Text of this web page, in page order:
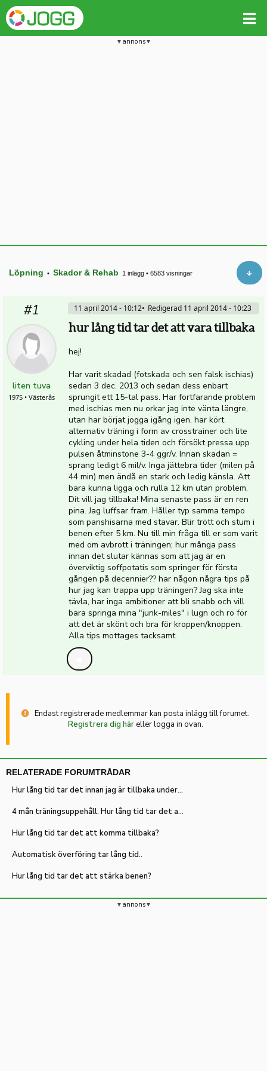
annons
Löpning • Skador & Rehab 1 inlägg • 6583 visningar
#1
liten tuva
1975 • Västerås
11 april 2014 - 10:12 Redigerad 11 april 2014 - 10:23
hur lång tid tar det att vara tillbaka
hej!
Har varit skadad (fotskada och sen falsk ischias)
sedan 3 dec. 2013 och sedan dess enbart
sprungit ett 15-tal pass. Har fortfarande problem
med ischias men nu orkar jag inte vänta längre,
utan har börjat jogga igång igen. har kört
alternativ träning i form av crosstrainer och lite
cykling under hela tiden och försökt pressa upp
pulsen åtminstone 3-4 ggr/v. Innan skadan =
sprang ledigt 6 mil/v. Inga jättebra tider (milen på
44 min) men ändå en stark och ledig känsla. Att
bara kunna ligga och rulla 12 km utan problem.
Dit vill jag tillbaka! Mina senaste pass är en ren
pina. Jag luffsar fram. Håller typ samma tempo
som panshisarna med stavar. Blir trött och stum i
benen efter 5 km. Nu till min fråga till er som varit
med om avbrott i träningen; hur många pass
innan det slutar kännas som att jag är en
överviktig soffpotatis som springer för första
gången på decennier?? har någon några tips på
hur jag kan trappa upp träningen? Jag ska inte
tävla, har inga ambitioner att bli snabb och vill
bara springa mina "junk-miles" i lugn och ro för
att det är skönt och bra för kroppen/knoppen.
Alla tips mottages tacksamt.
Endast registrerade medlemmar kan posta inlägg till forumet.
Registrera dig häreller logga in ovan.
RELATERADE FORUMTRÅDAR
Hur lång tid tar det innan jag är tillbaka under 4 min/km efter några veckors vila?
4 mån träningsuppehåll. Hur lång tid tar det att komma tillbaka?
Hur lång tid tar det att komma tillbaka?
Automatisk överföring tar lång tid..
Hur lång tid tar det att stärka benen?
annons